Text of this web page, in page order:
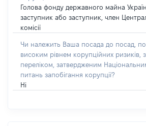
Голова фонду державного майна
заступник або заступник, член
комісії
Чи належить Ваша посада до посад,
високим рівнем корупційних ризиків,
переліком, затвердженим
питань запобігання корупції?
Ні